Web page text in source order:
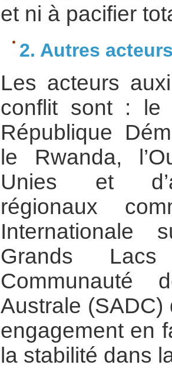
et ni à pacifier
2. Autres
Les acteurs
conflit sont : le
République
le Rwanda,
Unies et
régionaux
Grands
Communauté
Australe
engagement en
la stabilité dans